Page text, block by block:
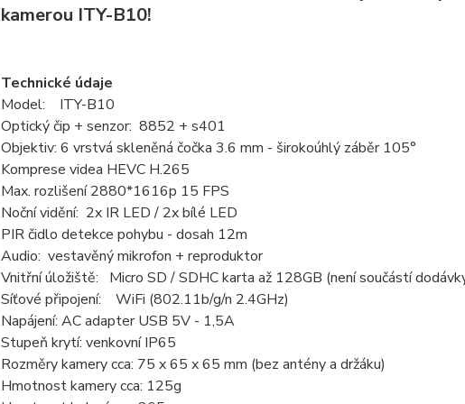
kamerou ITY-B10!
Technické údaje
Model: ITY-B10
Optický čip + senzor: 8852 + s401
Objektiv: 6 vrstvá skleněná čočka 3.6 mm - širokoúhlý záběr 105°
Komprese videa HEVC H.265
Max. rozlišení 2880*1616p 15 FPS
Noční vidění: 2x IR LED / 2x bílé LED
PIR čidlo detekce pohybu - dosah 12m
Audio: vestavěný mikrofon + reproduktor
Vnitřní úložiště: Micro SD / SDHC karta až 128GB (není součástí
Síťové připojení: WiFi (802.11b/g/n 2.4GHz)
Napájení: AC adapter USB 5V - 1,5A
Stupeň krytí: venkovní IP65
Rozměry kamery cca: 75 x 65 x 65 mm (bez antény a držáku)
Hmotnost kamery cca: 125g